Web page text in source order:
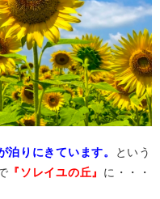
りにきています。
という
『ソレイユの丘』 に・・・